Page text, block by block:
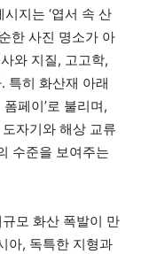
지는 ‘엽서 속 산
한 사진 명소가 아
와 지질, 고고학,
특히 화산재 아래
페이’로 불리며,
자기와 해상 교류
수준을 보여주는
모 화산 폭발이 만
아, 독특한 지형과